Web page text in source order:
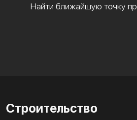
Найти ближайшую точку
Строительство